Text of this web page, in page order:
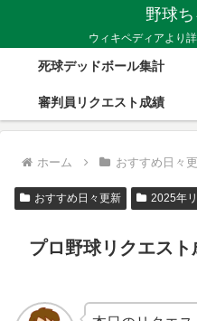
野球
ウィキペディアより
死球デッドボール集計
審判員リクエスト成績
ホーム おすすめ日々
おすすめ日々更新 2025年
プロ野球リクエスト